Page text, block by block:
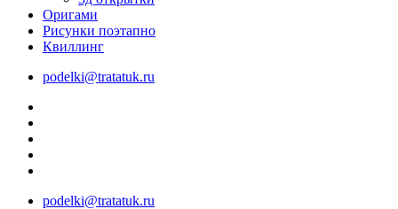
Оригами
Рисунки поэтапно
Квиллинг
podelki@tratatuk.ru
podelki@tratatuk.ru